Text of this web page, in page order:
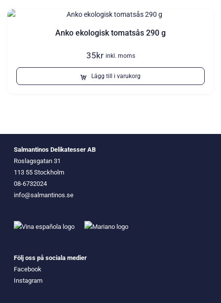
Anko ekologisk tomatsås 290 g
35kr inkl. moms
Lägg till i varukorg
Salmantinos Delikatesser AB
Roslagsgatan 31
113 55 Stockholm
08-6732024
info@salmantinos.se
Följ oss på sociala medier
Facebook
Instagram